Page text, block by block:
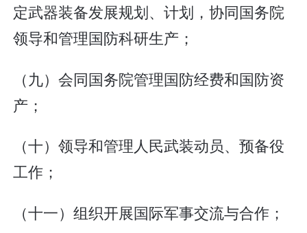
定武器装备发展规划、计划，协同国务院
领导和管理国防科研生产；
（九）会同国务院管理国防经费和国防资
产；
（十）领导和管理人民武装动员、预备役
工作；
（十一）组织开展国际军事交流与合作；